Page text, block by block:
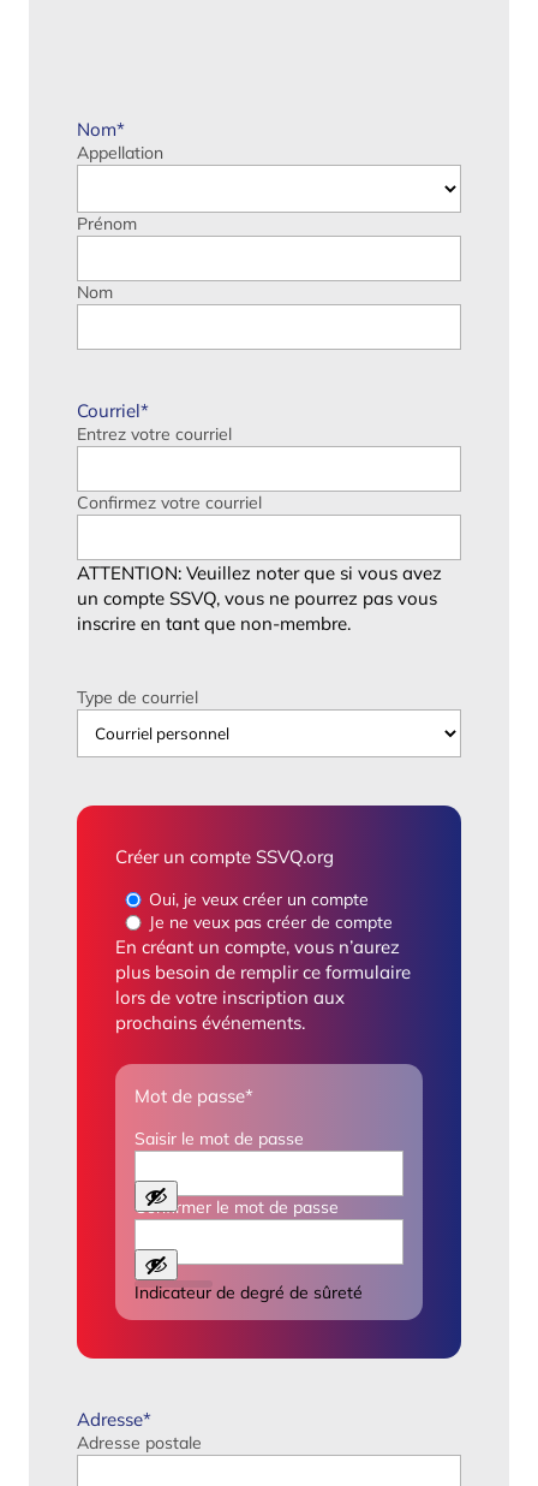
Nom*
Appellation
Prénom
Nom
Courriel*
Entrez votre courriel
Confirmez votre courriel
ATTENTION: Veuillez noter que si vous avez
un compte SSVQ, vous ne pourrez pas vous
inscrire en tant que non-membre.
Type de courriel
Créer un compte SSVQ.org
Oui, je veux créer un compte
Je ne veux pas créer de compte
En créant un compte, vous n’aurez
plus besoin de remplir ce formulaire
lors de votre inscription aux
prochains événements.
Mot de passe*
Saisir le mot de passe
Confirmer le mot de passe
Indicateur de degré de sûreté
Adresse*
Adresse postale